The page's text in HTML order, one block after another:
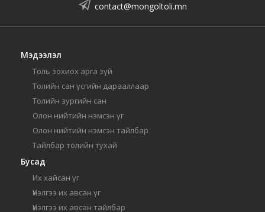
contact@mongoltoli.mn
Мэдээлэл
Толь зохиох арга зүй
Толийн сан үсгийн дарааллаар
Толийн зургийн сан
Олон нийтийн нэмсэн үг
Олон нийтийн нэмсэн тайлбар
Тайлбар толийн тухай
Бусад
Их хайсан үг
Үнэлгээ их авсан үг
Үнэлгээ их авсан тайлбар